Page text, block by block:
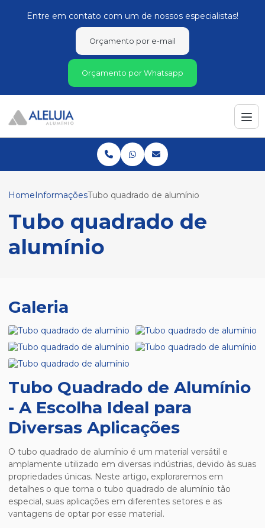
Entre em contato com um de nossos especialistas!
Orçamento por e-mail
Orçamento por Whatsapp
HomeInformaçõesTubo quadrado de alumínio
Tubo quadrado de
alumínio
Galeria
Tubo Quadrado de Alumínio
- A Escolha Ideal para
Diversas Aplicações
O tubo quadrado de alumínio é um material versátil e
amplamente utilizado em diversas indústrias, devido às suas
propriedades únicas. Neste artigo, exploraremos em
detalhes o que torna o tubo quadrado de alumínio tão
especial, suas aplicações em diferentes setores e as
vantagens de optar por esse material.